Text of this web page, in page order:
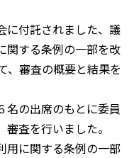
に付託されました、議
関する条例の一部を改
、審査の概要と結果を
の出席のもとに委員
査を行いました。
用に関する条例の一部